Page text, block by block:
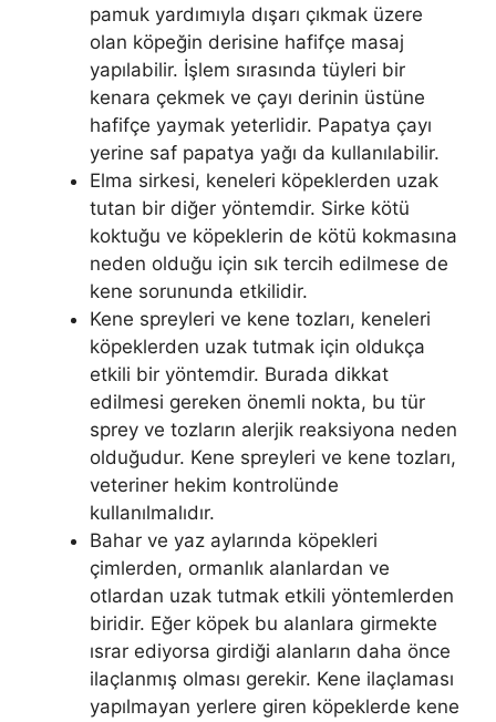
pamuk yardımıyla dışarı çıkmak üzere
olan köpeğin derisine hafifçe masaj
yapılabilir. İşlem sırasında tüyleri bir
kenara çekmek ve çayı derinin üstüne
hafifçe yaymak yeterlidir. Papatya çayı
yerine saf papatya yağı da kullanılabilir.
Elma sirkesi, keneleri köpeklerden uzak
tutan bir diğer yöntemdir. Sirke kötü
koktuğu ve köpeklerin de kötü kokmasına
neden olduğu için sık tercih edilmese de
kene sorununda etkilidir.
Kene spreyleri ve kene tozları, keneleri
köpeklerden uzak tutmak için oldukça
etkili bir yöntemdir. Burada dikkat
edilmesi gereken önemli nokta, bu tür
sprey ve tozların alerjik reaksiyona neden
olduğudur. Kene spreyleri ve kene tozları,
veteriner hekim kontrolünde
kullanılmalıdır.
Bahar ve yaz aylarında köpekleri
çimlerden, ormanlık alanlardan ve
otlardan uzak tutmak etkili yöntemlerden
biridir. Eğer köpek bu alanlara girmekte
ısrar ediyorsa girdiği alanların daha önce
ilaçlanmış olması gerekir. Kene ilaçlaması
yapılmayan yerlere giren köpeklerde kene